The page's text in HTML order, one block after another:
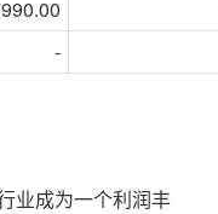
-
业成为一个利润丰